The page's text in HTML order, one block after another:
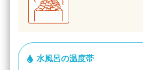
水風呂の温度帯